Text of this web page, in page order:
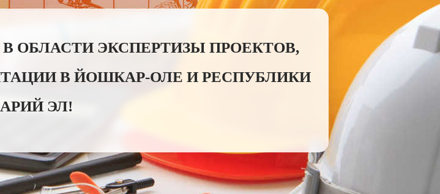
ОБЛАСТИ ЭКСПЕРТИЗЫ ПРОЕКТОВ,
В ЙОШКАР-ОЛЕ И РЕСПУБЛИКИ
ЭЛ!